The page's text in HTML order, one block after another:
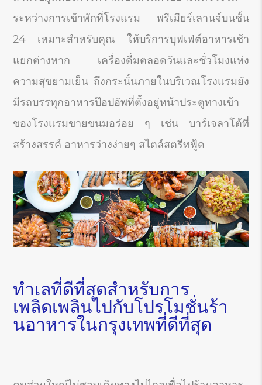
ระหว่างการเข้าพักที่โรงแรม พรีเมียร์เลานจ์บนชั้น
24 เหมาะสำหรับคุณ ให้บริการบุฟเฟ่ต์อาหารเช้า
แยกต่างหาก เครื่องดื่มตลอดวันและชั่วโมงแห่ง
ความสุขยามเย็น ถึงกระนั้นภายในบริเวณโรงแรมยัง
มีรถบรรทุกอาหารป๊อปอัพที่ตั้งอยู่หน้าประตูทางเข้า
ของโรงแรมขายขนมอร่อย ๆ เช่น บาร์เจลาโต้ที่
สร้างสรรค์ อาหารว่างง่ายๆ สไตล์สตรีทฟู้ด
ทำเลที่ดีที่สุดสำหรับการ
เพลิดเพลินไปกับโปรโมชั่นร้า
นอาหารในกรุงเทพที่ดีที่สุด